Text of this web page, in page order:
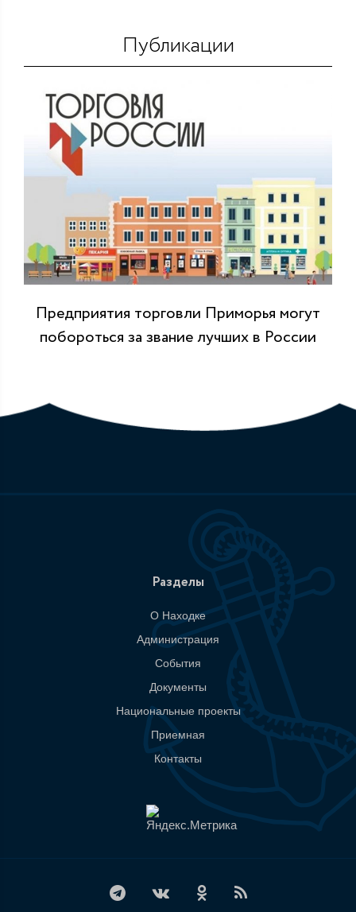
Публикации
Предприятия торговли Приморья могут
побороться за звание лучших в России
Разделы
О Находке
Администрация
События
Документы
Национальные проекты
Приемная
Контакты